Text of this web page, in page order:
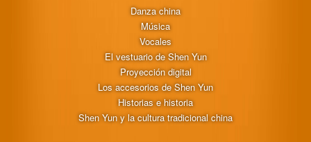
Danza china
Música
Vocales
El vestuario de Shen Yun
Proyección digital
Los accesorios de Shen Yun
Historias e historia
Shen Yun y la cultura tradicional china